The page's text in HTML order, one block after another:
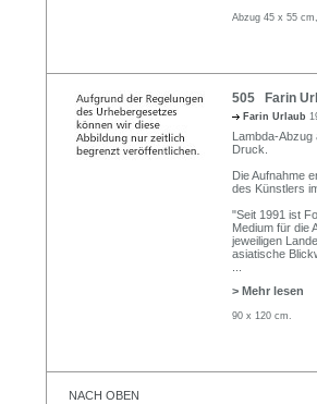
Abzug 45 x 55
505 Farin
Farin Urlaub
Lambda-Abzug
Druck.
Die Aufnahme
des Künstlers
"Seit 1991 ist
Medium für die
jeweiligen
asiatische
> Mehr lesen
90 x 120 cm.
NACH OBEN